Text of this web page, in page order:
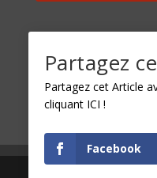
Catégories
Partagez
Partagez cet Article
cliquant ICI !
Facebook